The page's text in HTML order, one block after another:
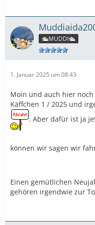
🛳️MUDDI🛳️
1. Januar 2025 um 08:43
Moin und auch hier
Käffchen 1 / 2025 und
. Aber dafür ist ja
können wir sagen wir
Einen gemütlichen
gehören irgendwie zur